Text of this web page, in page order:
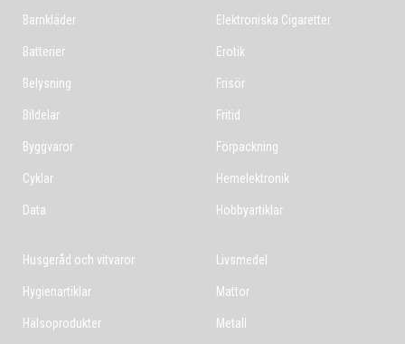
Barnkläder
Batterier
Belysning
Bildelar
Byggvaror
Cyklar
Data
Elektroniska Cigaretter
Erotik
Frisör
Fritid
Förpackning
Hemelektronik
Hobbyartiklar
Husgeråd och vitvaror
Hygienartiklar
Hälsoprodukter
Livsmedel
Mattor
Metall